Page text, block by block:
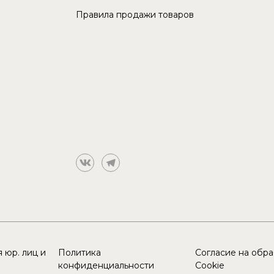
Правила продажи товаров
юр. лиц и
Политика
конфиденциальности
Согласие на
Cookie